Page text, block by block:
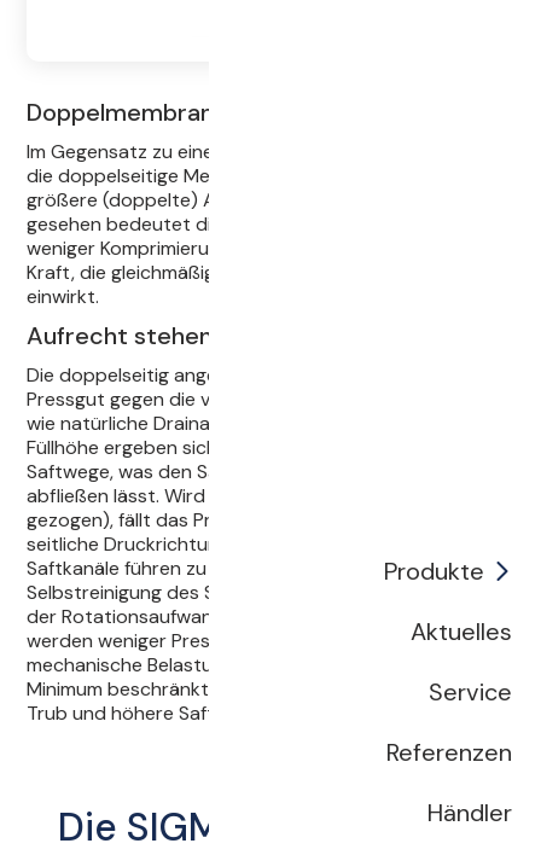
Produkte
Aktuelles
Service
Referenzen
Händler
Doppelmembrantechnik
Im Gegensatz zu einer halbseitigen Membran verfügt
die doppelseitige Membran über eine wesentlich
größere (doppelte) Auflagefläche. Physikalisch
gesehen bedeutet dies weniger Druckaufwand und
weniger Komprimierung des Pressgutes bei gleicher
Kraft, die gleichmäßig von allen Seiten auf das Pressgut
einwirkt.
Aufrecht stehende, flexible Saftkanäle
Die doppelseitig angebrachte Membran drückt das
Pressgut gegen die vertikalen Entsaftungsflächen, die
wie natürliche Drainagen wirken. Unabhängig von der
Füllhöhe ergeben sich somit immer gleich kurze
Saftwege, was den Saft direkter und schneller
abfließen lässt. Wird die Membran entlastet (Vakuum
gezogen), fällt das Pressgut in sich zusammen. Die
seitliche Druckrichtung und die Flexibilität der
Saftkanäle führen zu einer permanenten
Selbstreinigung des Siebgewebes. Somit verringert sich
der Rotationsaufwand zum Scheitern erheblich und es
werden weniger Presszyklen benötigt. Die
mechanische Belastung des Pressgutes wird auf ein
Minimum beschränkt, als Folge ergeben sich weniger
Trub und höhere Saftausbeute in Premiumqualität.
Die SIGMA im Überblick